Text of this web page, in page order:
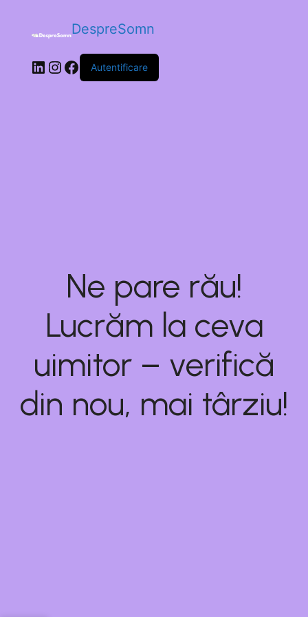
DespreSomn
Autentificare
Ne pare rău!
Lucrăm la ceva
uimitor – verifică
din nou, mai târziu!